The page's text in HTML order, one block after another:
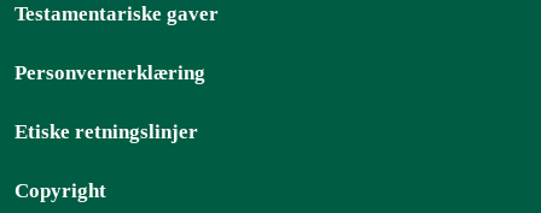
Testamentariske gaver
Personvernerklæring
Etiske retningslinjer
Copyright